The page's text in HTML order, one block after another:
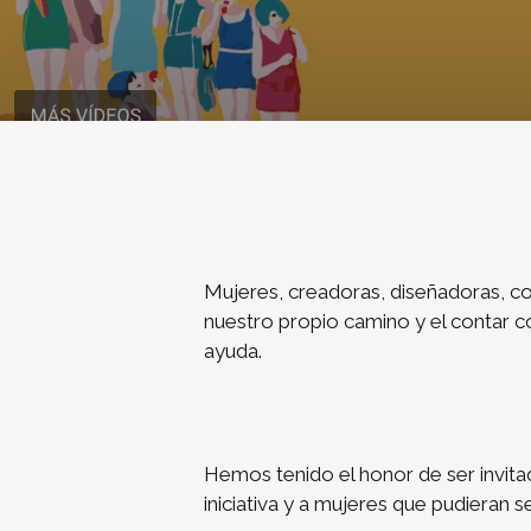
Mujeres, creadoras, diseñadoras,
nuestro propio camino y el contar
ayuda.
Hemos tenido el honor de ser
iniciativa y a mujeres que pudieran